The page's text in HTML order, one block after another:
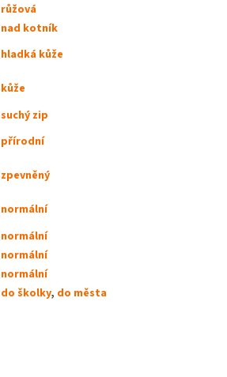
růžová
nad kotník
hladká kůže
kůže
suchý zip
přírodní
zpevněný
normální
normální
normální
normální
do školky, do města